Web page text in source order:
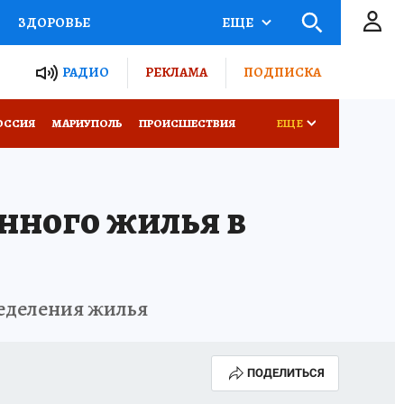
ЗДОРОВЬЕ
РОССИИ
ЕЩЕ
РАДИО РЕКЛАМА ПОДПИСКА
МАРИУПОЛЬ ПРОИСШЕСТВИЯ ЕЩЕ
жилья в
жилья
ПОДЕЛИТЬСЯ